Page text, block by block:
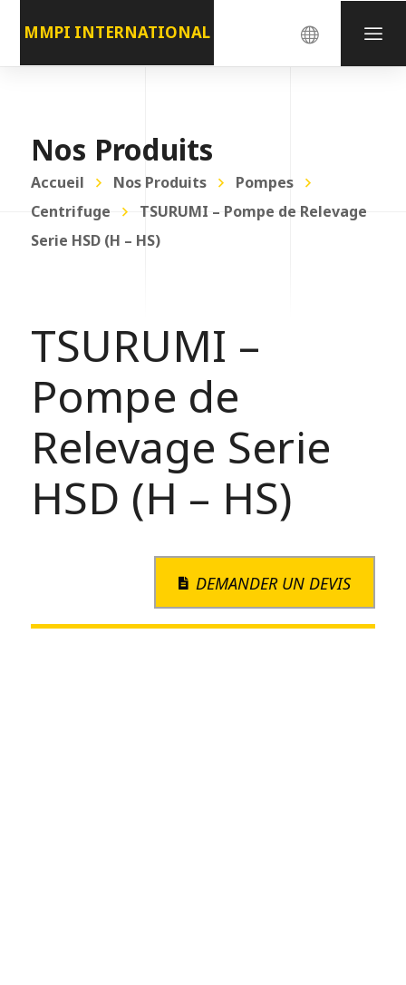
MMPI INTERNATIONAL
Nos Produits
Accueil Nos Produits
Pompes
Centrifuge
TSURUMI – Pompe de Relevage
Serie HSD (H – HS)
TSURUMI –
Pompe de
Relevage Serie
HSD (H – HS)
DEMANDER UN DEVIS